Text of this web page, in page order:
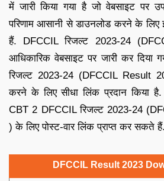
में जारी किया गया है जो वेबसाइट पर
परिणाम आसानी से डाउनलोड करने के
हैं. DFCCIL रिजल्ट 2023-24
आधिकारिक वेबसाइट पर जारी कर
रिजल्ट 2023-24 (DFCCIL Result
करने के लिए सीधा लिंक प्रदान किया है.
CBT 2 DFCCIL रिजल्ट 2023-24
) के लिए पोस्ट-वार लिंक प्राप्त कर सकते हैं.
DFCCIL Result 2023